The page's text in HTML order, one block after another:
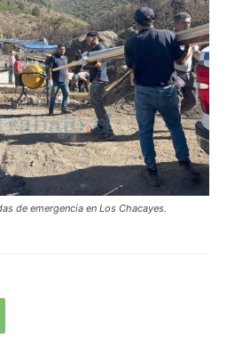
de emergencia en Los Chacayes.